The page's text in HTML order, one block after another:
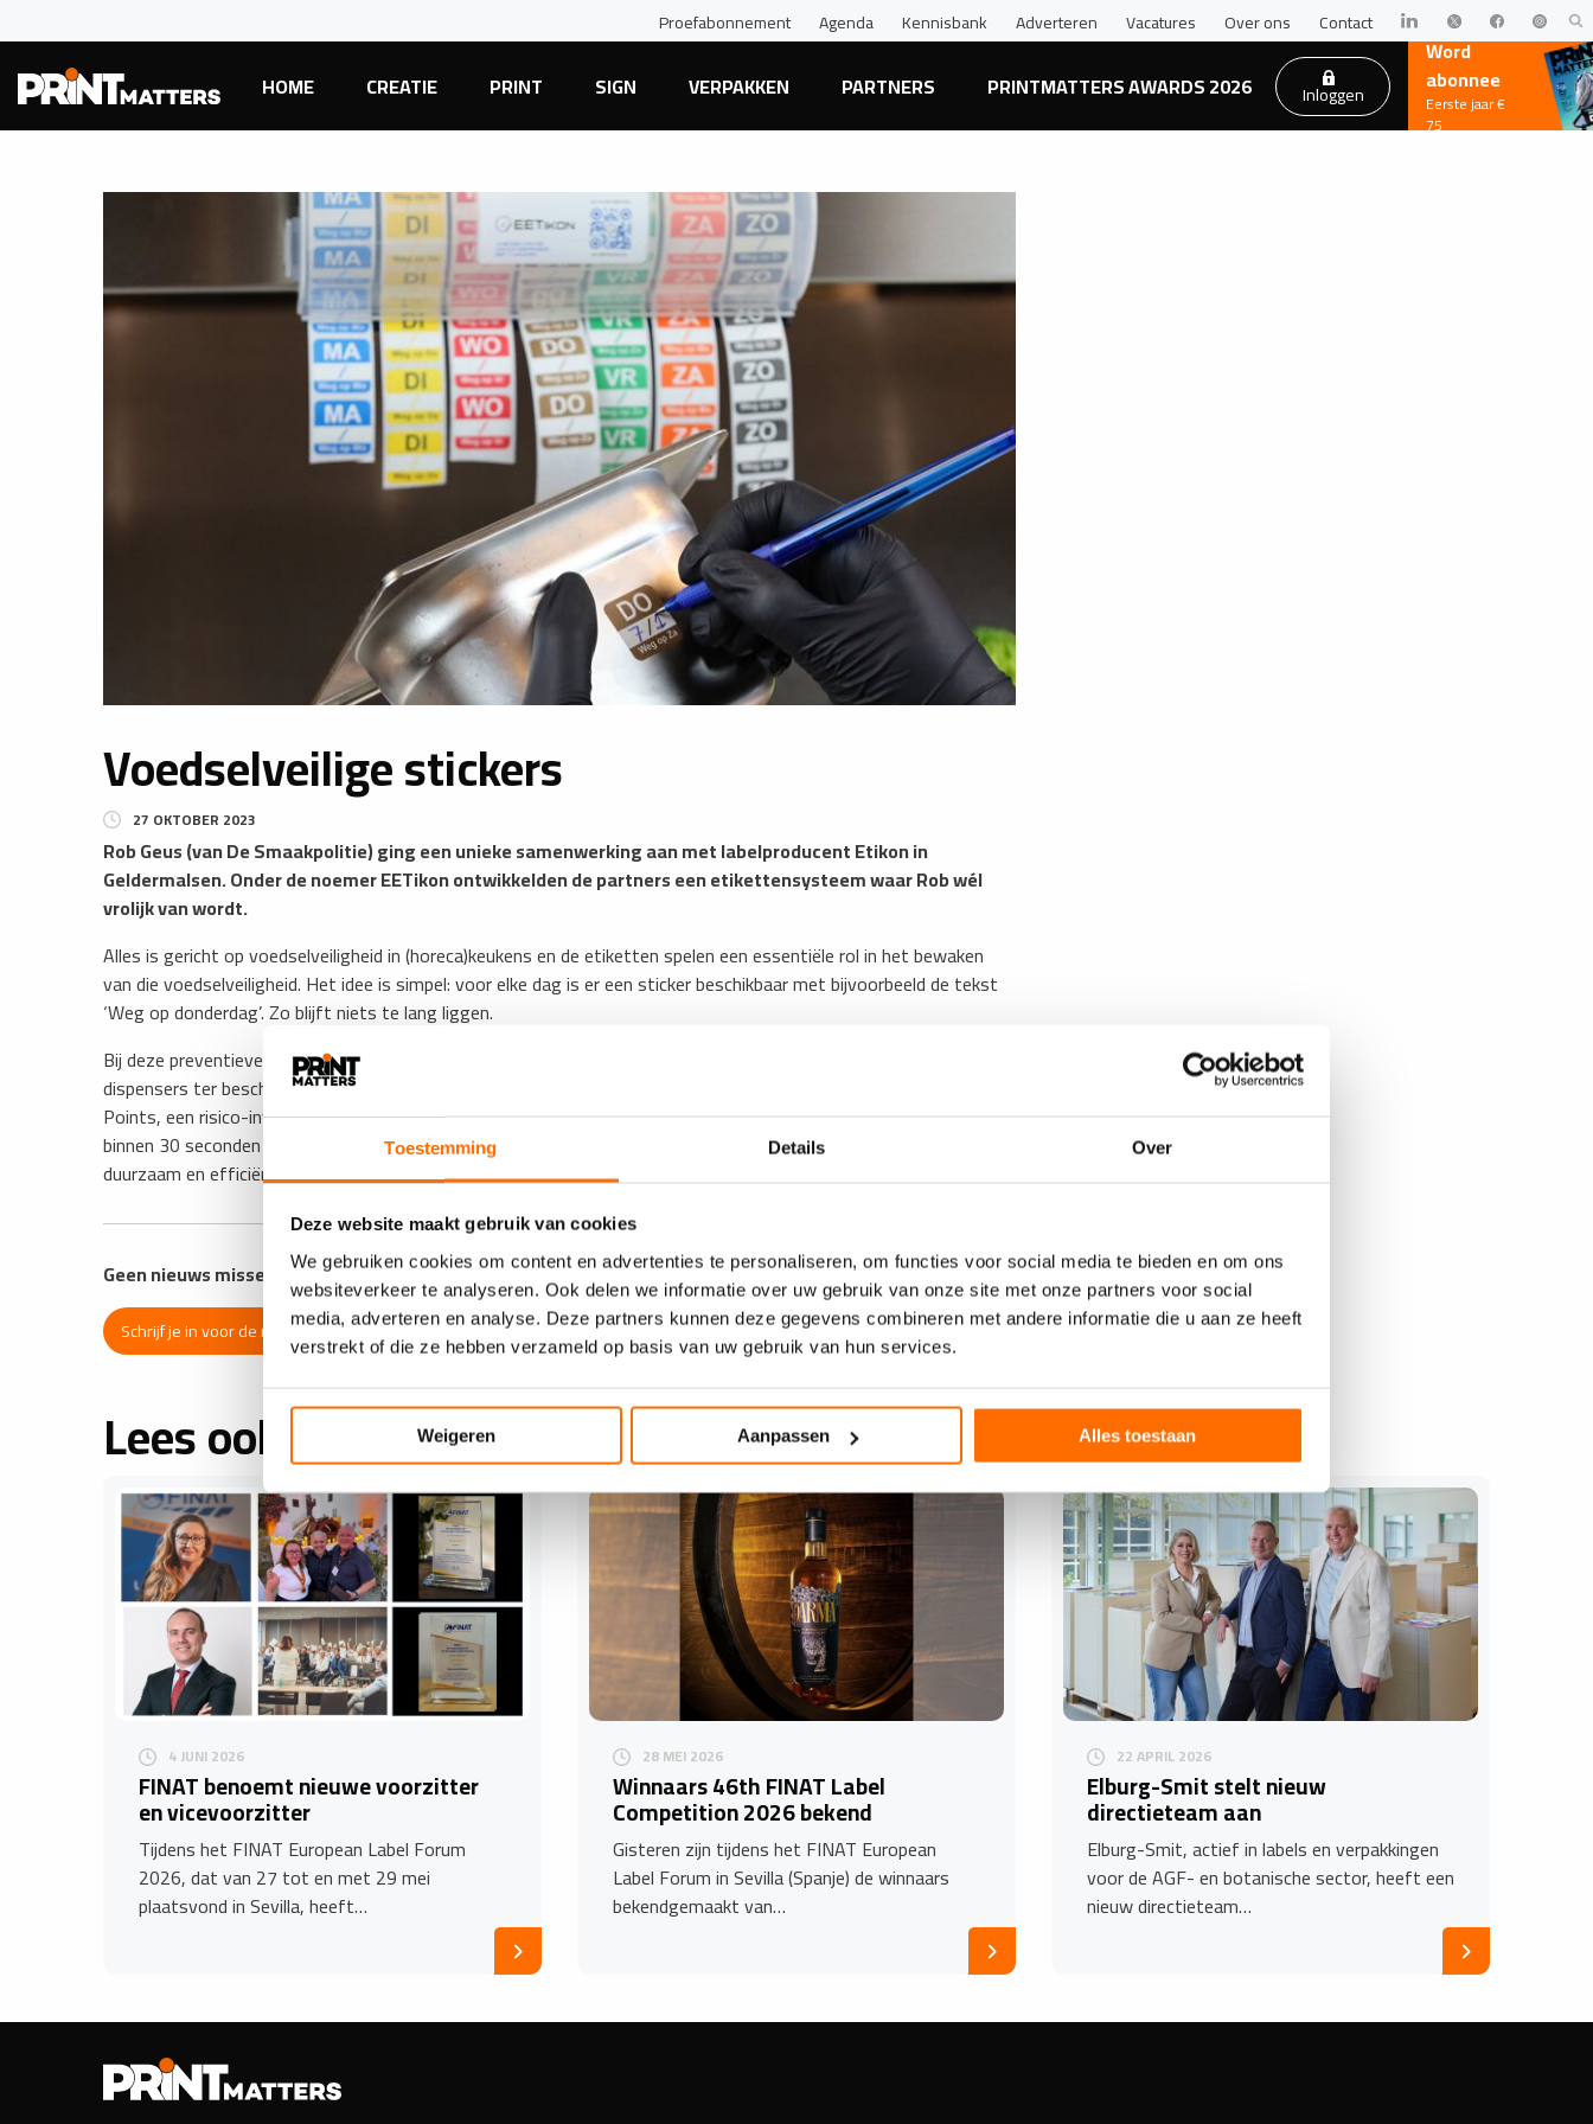
Toestemming Details Over
Deze website maakt gebruik van cookies
We gebruiken cookies om content en advertenties te personaliseren, om functies voor social media te bieden en om ons
websiteverkeer te analyseren. Ook delen we informatie over uw gebruik van onze site met onze partners voor social
media, adverteren en analyse. Deze partners kunnen deze gegevens combineren met andere informatie die u aan ze heeft
verstrekt of die ze hebben verzameld op basis van uw gebruik van hun services.
Weigeren Aanpassen Alles toestaan
Proefabonnement Agenda Kennisbank Adverteren Vacatures Over ons Contact
HOME CREATIE PRINT SIGN VERPAKKEN PARTNERS PRINTMATTERS AWARDS 2026 Inloggen
Word
abonnee
Eerste jaar €
75
Voedselveilige stickers
27 OKTOBER 2023
Rob Geus (van De Smaakpolitie) ging een unieke samenwerking aan met labelproducent Etikon in
Geldermalsen. Onder de noemer EETikon ontwikkelden de partners een etikettensysteem waar Rob wél
vrolijk van wordt.
Alles is gericht op voedselveiligheid in (horeca)keukens en de etiketten spelen een essentiële rol in het bewaken
van die voedselveiligheid. Het idee is simpel: voor elke dag is er een sticker beschikbaar met bijvoorbeeld de tekst
‘Weg op donderdag’. Zo blijft niets te lang liggen.
Bij deze preventieve acties worden zogeheten HACCP-stickers toegepast die via speciale voedselveilige
dispensers ter beschikking staan in de keukens. De afkorting staat voor: Hazard Analysis and Critical Control
Points, een risico-inventarisatie voor voedingsmiddelen. De HACCP-stickers zijn biologisch afbreekbaar en lossen
binnen 30 seconden volledig op in zowel koud als warm water of in de vaatwasser. Volgens Etikon is dit een
duurzaam en efficiënt antwoord op lijm- en papierresten.
Geen nieuws missen?
Schrijf je in voor de nieuwsbrief van PRINTmatters
Lees ook
4 JUNI 2026
FINAT benoemt nieuwe voorzitter
en vicevoorzitter
Tijdens het FINAT European Label Forum
2026, dat van 27 tot en met 29 mei
plaatsvond in Sevilla, heeft…
28 MEI 2026
Winnaars 46th FINAT Label
Competition 2026 bekend
Gisteren zijn tijdens het FINAT European
Label Forum in Sevilla (Spanje) de winnaars
bekendgemaakt van…
22 APRIL 2026
​Elburg-Smit stelt nieuw
directieteam aan
Elburg-Smit, actief in labels en verpakkingen
voor de AGF- en botanische sector, heeft een
nieuw directieteam…